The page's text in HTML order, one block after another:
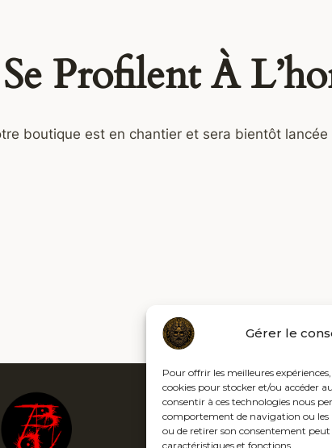
Gérer le
Pour offrir les meilleures
cookies pour stocker et/ou accéder
consentir à ces technologies nous
comportement de navigation ou les
ou de retirer son consentement
caractéristiques et fonctions.
Profilent À
boutique est en chantier et sera bientôt lancée